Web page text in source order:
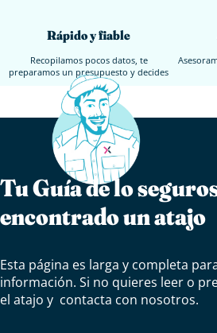
Rápido y fiable
Recopilamos pocos datos, te
preparamos un presupuesto y decides
Tu Guía de lo
encontrado un atajo
Esta página es larga y completa
información. Si no quieres leer o
el atajo y contacta con nosotros.